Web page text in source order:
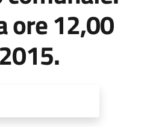
ore 12,00